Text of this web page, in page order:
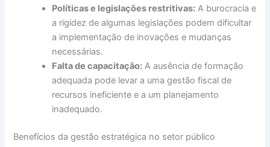
Políticas e legislações restritivas: A burocracia e
a rigidez de algumas legislações podem dificultar
a implementação de inovações e mudanças
necessárias.
Falta de capacitação: A ausência de formação
adequada pode levar a uma gestão fiscal de
recursos ineficiente e a um planejamento
inadequado.
Benefícios da gestão estratégica no setor público